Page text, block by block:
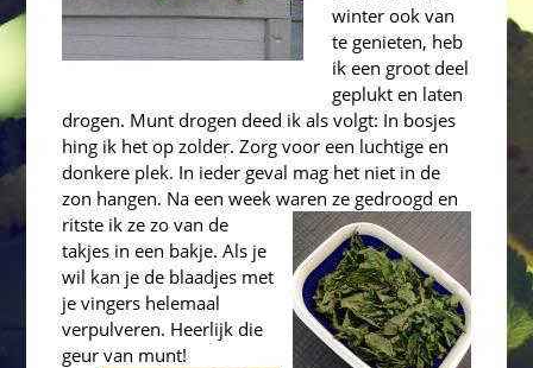
winter ook van
te genieten, heb
ik een groot deel
geplukt en laten
drogen. Munt drogen deed ik als volgt: In bosjes
hing ik het op zolder. Zorg voor een luchtige en
donkere plek. In ieder geval mag het niet in de
zon hangen. Na een week waren ze gedroogd en
ritste ik ze zo van de
takjes in een bakje. Als je
wil kan je de blaadjes met
je vingers helemaal
verpulveren. Heerlijk die
geur van munt!